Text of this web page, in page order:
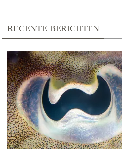
RECENTE BERICHTEN